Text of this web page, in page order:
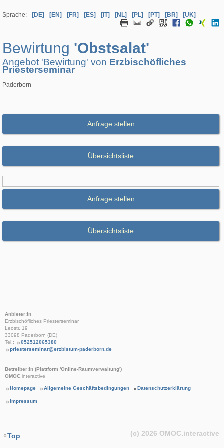
Sprache: [DE] [EN] [FR] [ES] [IT] [NL] [PL] [PT] [BR] [UK]
Bewirtung 'Obstsalat'
Angebot 'Bewirtung' von Erzbischöfliches
Priesterseminar
Paderborn
Anfrage stellen
Übersichtsliste
Anfrage stellen
Übersichtsliste
Anbieter:in
Erzbischöfliches Priesterseminar
Leostr. 19
33098 Paderborn (DE)
Tel.:
052512065380
priesterseminar@erzbistum-paderborn.de
Betreiber:in (Plattform 'Online-Raumverwaltung')
OMOC.interactive
Homepage Allgemeine Geschäftsbedingungen Datenschutzerklärung
Impressum
Top (c) 2026 OMOC.interactive